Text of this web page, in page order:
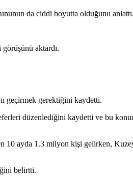
da ciddi boyutta olduğunu anlattı.
aktardı.
geçirmek gerektiğini kaydetti.
düzenlediğini kaydetti ve bu
10 ayda 1.3 milyon kişi gelirken,
belirtti.